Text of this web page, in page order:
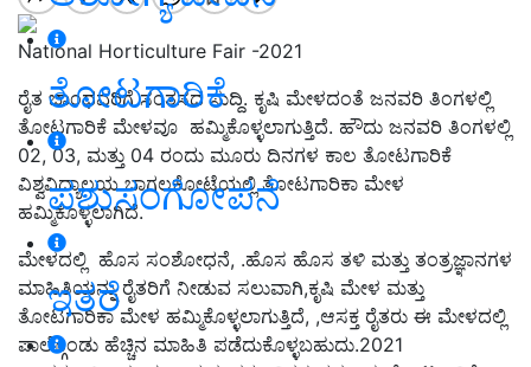
ತೋಟಗಾರಿಕೆ
ಪಶುಸಂಗೋಪನೆ
ಇತರೆ
National Horticulture Fair -2021
ರೈತ ಬಾಂಧವರಿಗೆ ಸಂತಸದ ಸುದ್ದಿ. ಕೃಷಿ ಮೇಳದಂತೆ ಜನವರಿ ತಿಂಗಳಲ್ಲಿ
ತೋಟಗಾರಿಕೆ ಮೇಳವೂ ಹಮ್ಮಿಕೊಳ್ಳಲಾಗುತ್ತಿದೆ. ಹೌದು ಜನವರಿ ತಿಂಗಳಲ್ಲಿ
02, 03, ಮತ್ತು 04 ರಂದು ಮೂರು ದಿನಗಳ ಕಾಲ ತೋಟಗಾರಿಕೆ
ವಿಶ್ವವಿದ್ಯಾಲಯ ಬಾಗಲಕೋಟೆಯಲ್ಲಿ ತೋಟಗಾರಿಕಾ ಮೇಳ
ಹಮ್ಮಿಕೊಳ್ಳಲಾಗಿದೆ.
ಮೇಳದಲ್ಲಿ ಹೊಸ ಸಂಶೋಧನೆ, .ಹೊಸ ಹೊಸ ತಳಿ ಮತ್ತು ತಂತ್ರಜ್ಞಾನಗಳ
ಮಾಹಿತಿಯನ್ನು ರೈತರಿಗೆ ನೀಡುವ ಸಲುವಾಗಿ,ಕೃಷಿ ಮೇಳ ಮತ್ತು
ತೋಟಗಾರಿಕಾ ಮೇಳ ಹಮ್ಮಿಕೊಳ್ಳಲಾಗುತ್ತಿದೆ, ,ಆಸಕ್ತ ರೈತರು ಈ ಮೇಳದಲ್ಲಿ
ಪಾಲ್ಗೊಂಡು ಹೆಚ್ಚಿನ ಮಾಹಿತಿ ಪಡೆದುಕೊಳ್ಳಬಹುದು.2021